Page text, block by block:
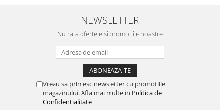
NEWSLETTER
Nu rata ofertele si promotiile noastre
Vreau sa primesc newsletter cu promotiile
magazinului. Afla mai multe in Politica de
Confidentialitate